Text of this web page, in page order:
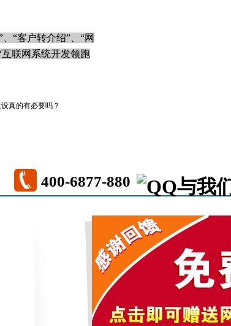
“客户转介绍”、“网
联网系统开发领跑
真的有必要吗？
400-6877-880